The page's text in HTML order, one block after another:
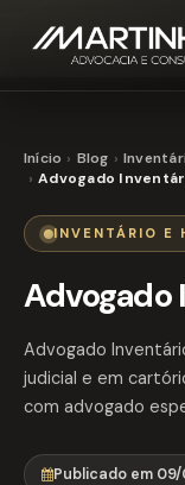
Início Blog
Advogado
INVENTÁRIO E
Advogado
Advogado
judicial e em
com advogado
Publicado em